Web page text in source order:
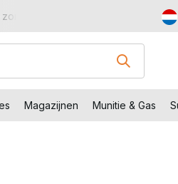
gedoe, zonder stress.
Magazijnen Munitie & Gas